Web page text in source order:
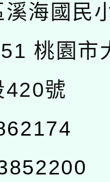
溪海國民
桃園市
420號